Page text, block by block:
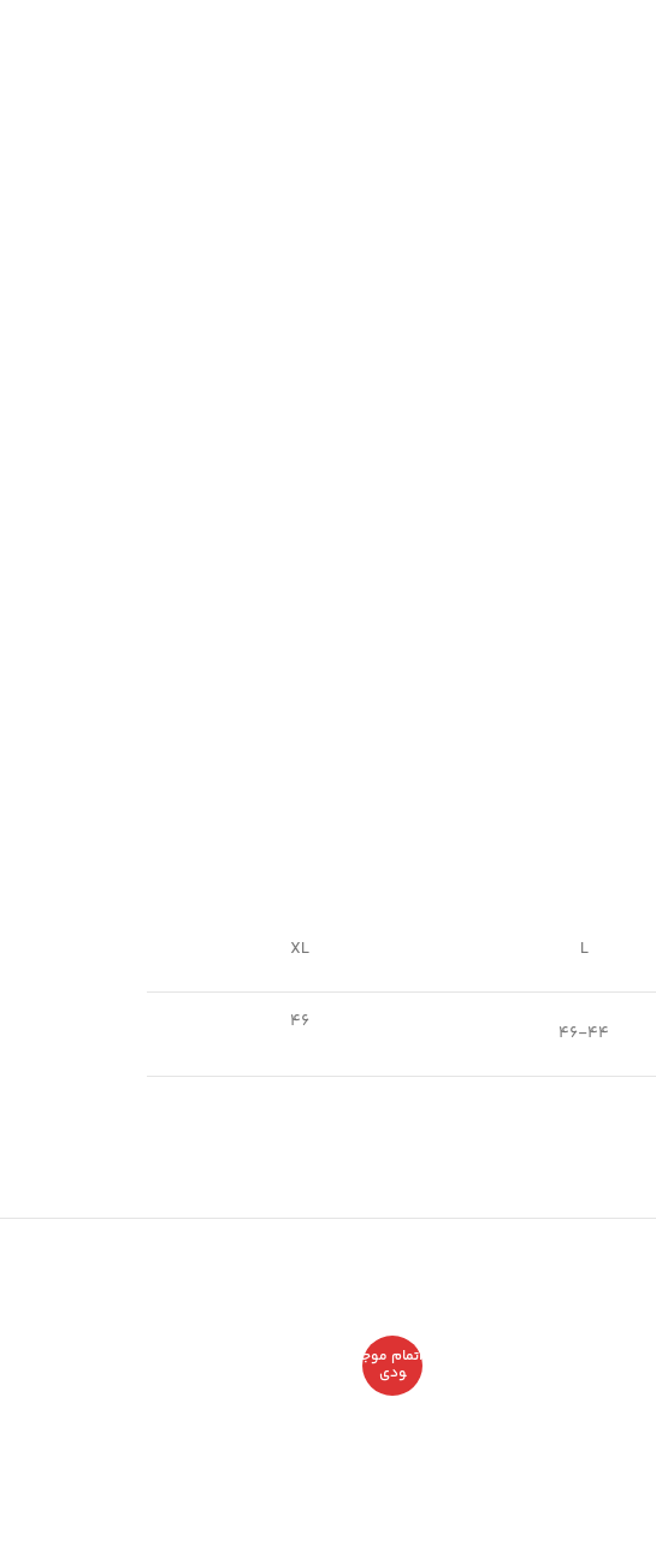
L
XL
46-44
46
اتمام موج
ودی